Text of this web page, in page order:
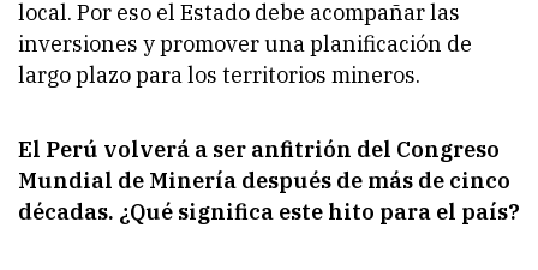
local. Por eso el Estado debe acompañar las
inversiones y promover una planificación de
largo plazo para los territorios mineros.
El Perú volverá a ser anfitrión del Congreso
Mundial de Minería después de más de cinco
décadas. ¿Qué significa este hito para el país?